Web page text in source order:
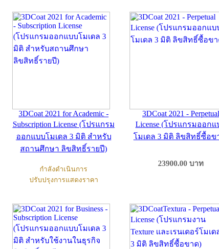
3DCoat 2021 for Academic -
Subscription License (โปรแกรม
ออกแบบโมเดล 3 มิติ สำหรับ
สถานศึกษา ลิขสิทธิ์รายปี)
กำลังดำเนินการ
ปรับปรุงการแสดงราคา
3DCoat 2021 - Perpetual
License (โปรแกรมออกแ
โมเดล 3 มิติ ลิขสิทธิ์ซื้อข
23900.00 บาท